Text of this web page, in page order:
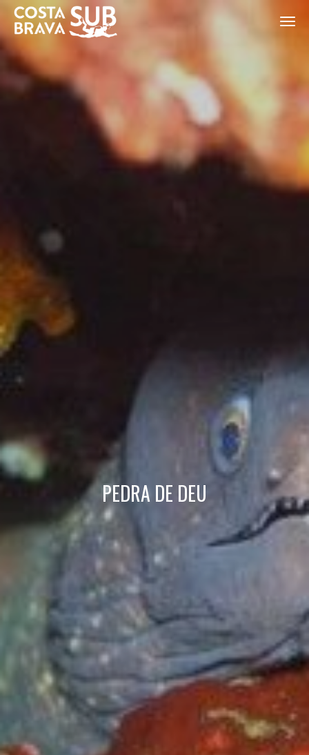
PEDRA DE DEU
Modificar cookies
Si continua navegant, suposa l'acceptació de la instal·lació
de les mateixes. L'usuari té la possibilitat de configurar el
navegador podent, si així ho desitja, impedir que siguin
instal·lades al disc dur, encara que haurà de tenir en
compte que aquesta acció podrà ocasionar dificultats de
navegació de la pàgina web.
Analítiques i personalització
Permeten fer el seguiment i l'anàlisi del comportament
dels usuaris d'aquest lloc web. La informació recollida
mitjançant aquest tipus de cookies s'utilitza en el
mesurament de l'activitat del web per a l'elaboració de
perfils de navegació dels usuaris per introduir millores en
funció de l'anàlisi de les dades d'ús que fan els usuaris del
servei. Permeten desar la informació de preferència de
l'usuari per millorar la qualitat dels nostres serveis i oferir
una millor experiència a través de productes recomanats.
Marketing i publicitat
Aquestes cookies són utilitzades per emmagatzemar
informació sobre les preferències i les eleccions personals
de l'usuari a través de l'observació continuada dels seus
hàbits de navegació. Gràcies a elles, podem conèixer els
hàbits de navegació al lloc web i mostrar publicitat
relacionada amb el perfil de navegació de l'usuari.